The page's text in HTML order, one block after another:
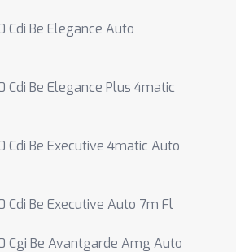
Cdi Be Elegance Auto
Cdi Be Elegance Plus 4matic
Cdi Be Executive 4matic Auto
Cdi Be Executive Auto 7m Fl
Cgi Be Avantgarde Amg Auto